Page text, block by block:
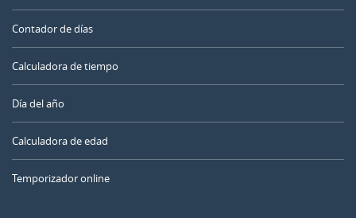
Contador de días
Calculadora de tiempo
Día del año
Calculadora de edad
Temporizador online